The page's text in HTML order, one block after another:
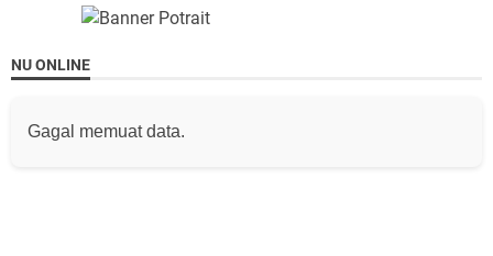
NU ONLINE
Gagal memuat data.